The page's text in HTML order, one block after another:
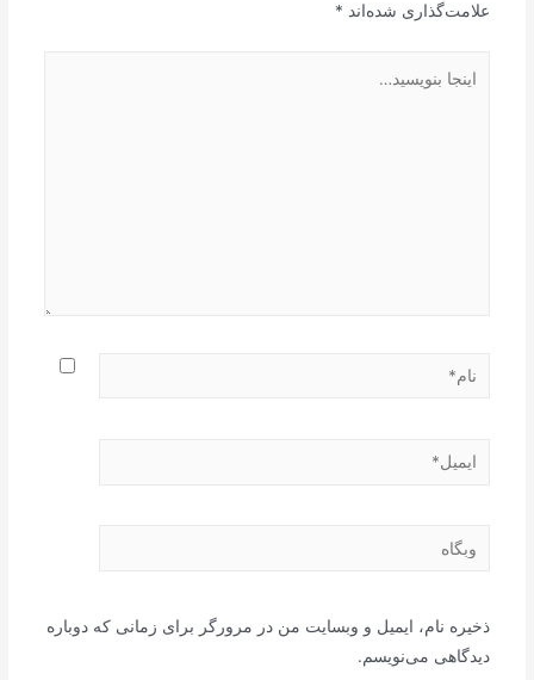
علامت‌گذاری شده‌اند *
بنویسید…
نام*
ایمیل*
وبگاه
ذخیره نام، ایمیل و وبسایت من در مرورگر برای زمانی که دوباره
دیدگاهی می‌نویسم.